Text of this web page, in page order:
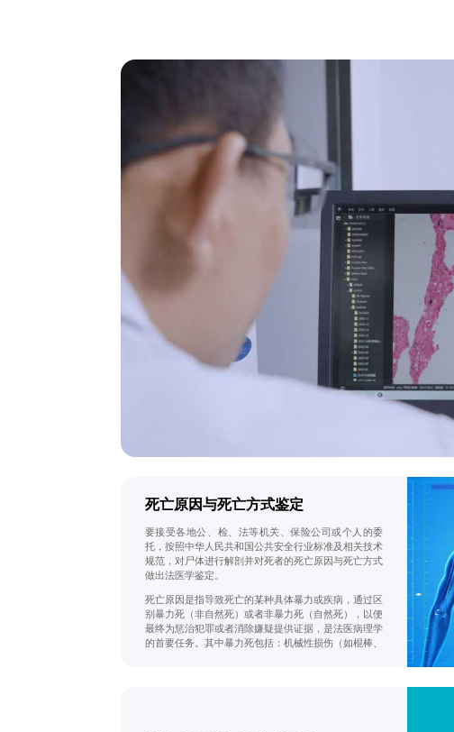
死亡原因与死亡方式鉴定
要接受各地公、检、法等机关、保险公司或个人的委
托，按照中华人民共和国公共安全行业标准及相关技术
规范，对尸体进行解剖并对死者的死亡原因与死亡方式
做出法医学鉴定。
死亡原因是指导致死亡的某种具体暴力或疾病，通过区
别暴力死（非自然死）或者非暴力死（自然死），以便
最终为惩治犯罪或者消除嫌疑提供证据，是法医病理学
的首要任务。其中暴力死包括：机械性损伤（如棍棒、